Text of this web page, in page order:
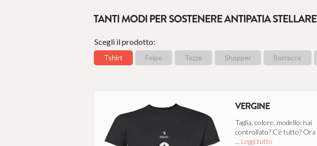
TANTI MODI PER SOSTENERE ANTIPATIA STELLARE
Scegli il prodotto:
Tshirt Felpe Tazze Shopper Borracce
VERGINE
Taglia, colore, modello: hai
controllato? C’è tutto? Ora
... Leggi tutto